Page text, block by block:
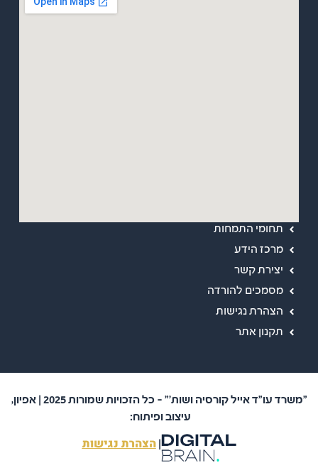
תחומי התמחות
מרכז הידע
יצירת קשר
מסמכים להורדה
הצהרת נגישות
תקנון אתר
"משרד עו"ד אייל קורסיה ושות'" – כל הזכויות שמורות 2025 | אפיון,
עיצוב ופיתוח:
|הצהרת נגישות